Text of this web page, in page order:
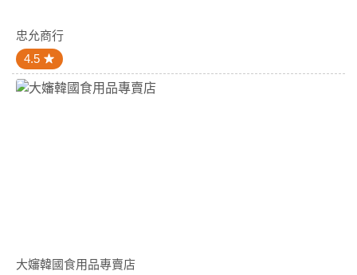
忠允商行
4.5
大嬸韓國食用品專賣店